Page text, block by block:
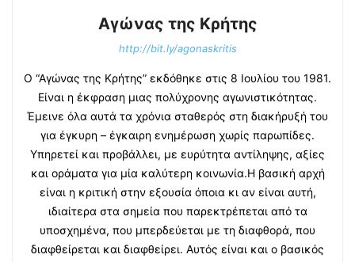
Αγώνας της Κρήτης
http://bit.ly/agonaskritis
Ο “Αγώνας της Κρήτης” εκδόθηκε στις 8 Ιουλίου του 1981.
Είναι η έκφραση μιας πολύχρονης αγωνιστικότητας.
Έμεινε όλα αυτά τα χρόνια σταθερός στη διακήρυξή του
για έγκυρη – έγκαιρη ενημέρωση χωρίς παρωπίδες.
Υπηρετεί και προβάλλει, με ευρύτητα αντίληψης, αξίες
και οράματα για μία καλύτερη κοινωνία.Η βασική αρχή
είναι η κριτική στην εξουσία όποια κι αν είναι αυτή,
ιδιαίτερα στα σημεία που παρεκτρέπεται από τα
υποσχημένα, που μπερδεύεται με τη διαφθορά, που
διαφθείρεται και διαφθείρει. Αυτός είναι και ο βασικός